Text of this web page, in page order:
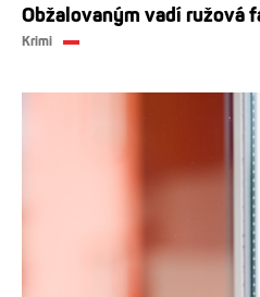
Obžalovaným vadí ružová
Krimi